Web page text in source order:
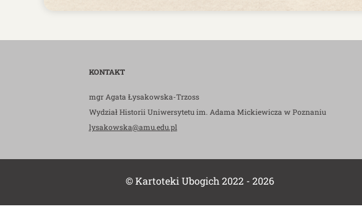
KONTAKT
mgr Agata Łysakowska-Trzoss
Wydział Historii Uniwersytetu im. Adama Mickiewicza w Poznaniu
lysakowska@amu.edu.pl
© Kartoteki Ubogich 2022 - 2026